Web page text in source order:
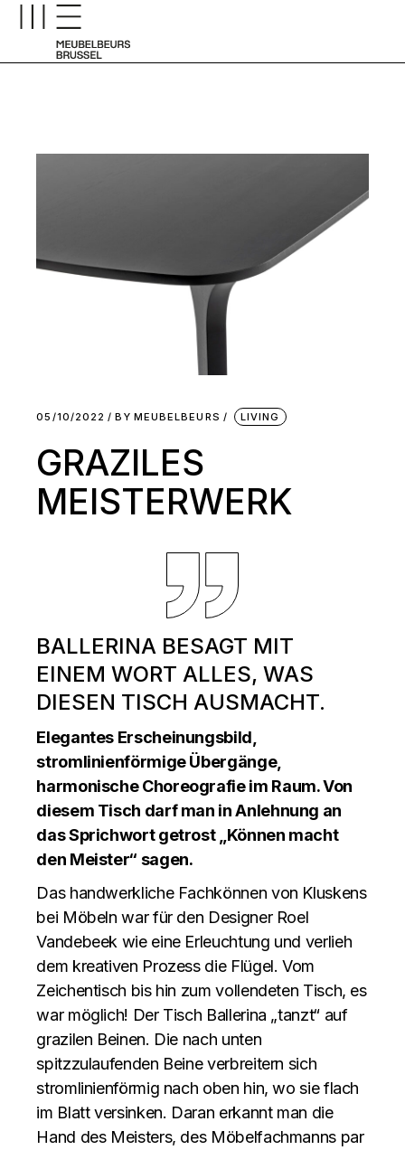
05/10/2022 BY MEUBELBEURS LIVING
GRAZILES
MEISTERWERK
BALLERINA BESAGT MIT
EINEM WORT ALLES, WAS
DIESEN TISCH AUSMACHT.
Elegantes Erscheinungsbild,
stromlinienförmige Übergänge,
harmonische Choreografie im Raum. Von
diesem Tisch darf man in Anlehnung an
das Sprichwort getrost „Können macht
den Meister“ sagen.
Das handwerkliche Fachkönnen von Kluskens
bei Möbeln war für den Designer Roel
Vandebeek wie eine Erleuchtung und verlieh
dem kreativen Prozess die Flügel. Vom
Zeichentisch bis hin zum vollendeten Tisch, es
war möglich! Der Tisch Ballerina „tanzt“ auf
grazilen Beinen. Die nach unten
spitzzulaufenden Beine verbreitern sich
stromlinienförmig nach oben hin, wo sie flach
im Blatt versinken. Daran erkannt man die
Hand des Meisters, des Möbelfachmanns par